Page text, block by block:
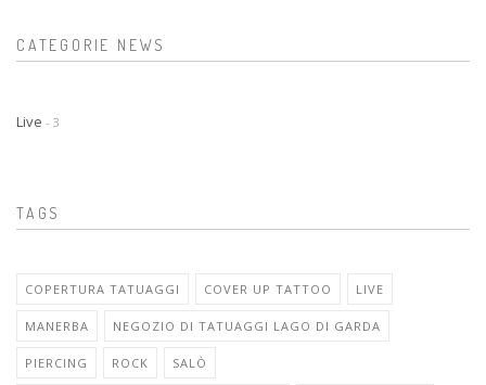
CATEGORIE NEWS
Live - 3
TAGS
COPERTURA TATUAGGI COVER UP TATTOO LIVE
MANERBA NEGOZIO DI TATUAGGI LAGO DI GARDA
PIERCING ROCK SALÒ